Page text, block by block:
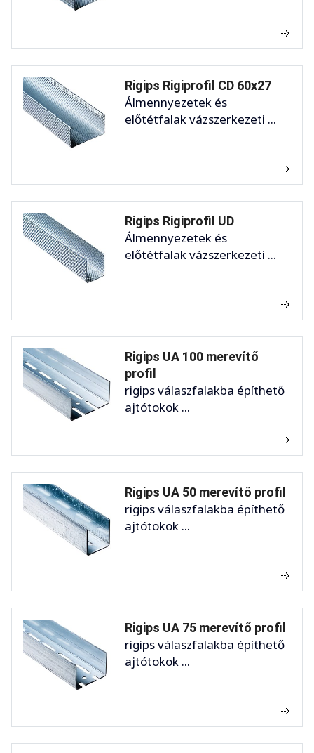
Rigips Rigiprofil CD 60x27
Álmennyezetek és
előtétfalak vázszerkezeti ...
Rigips Rigiprofil UD
Álmennyezetek és
előtétfalak vázszerkezeti ...
Rigips UA 100 merevítő
profil
rigips válaszfalakba építhető
ajtótokok ...
Rigips UA 50 merevítő profil
rigips válaszfalakba építhető
ajtótokok ...
Rigips UA 75 merevítő profil
rigips válaszfalakba építhető
ajtótokok ...